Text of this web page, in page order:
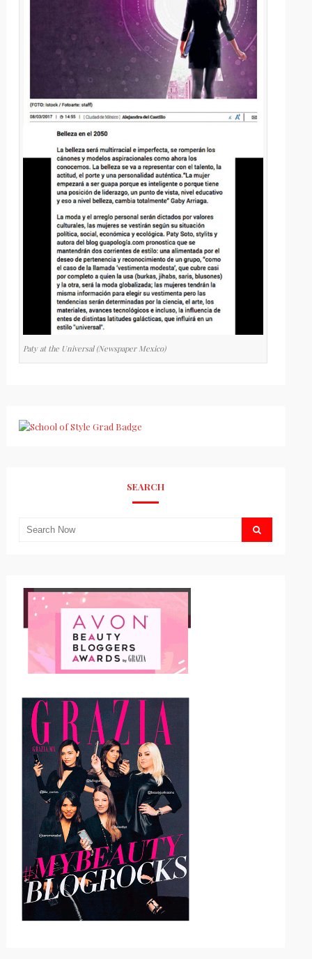
Paty at the Universal (Newspaper Mexico)
SEARCH